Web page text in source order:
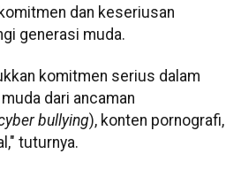
dan keseriusan
generasi muda.
komitmen serius dalam
dari ancaman
bullying), konten pornografi,
tuturnya.